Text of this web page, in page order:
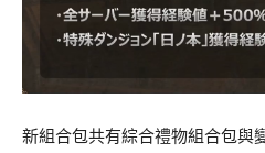
新組合包共有綜合禮物組合包與